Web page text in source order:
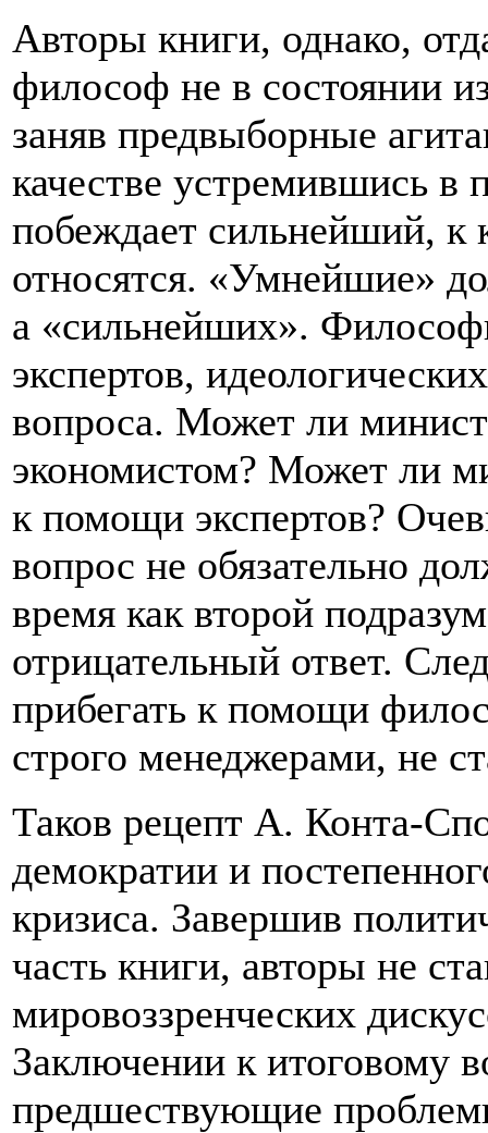
Авторы книги, однако,
философ не в состоянии
заняв предвыборные
качестве устремившись в
побеждает сильнейший,
относятся. «Умнейшие»
а «сильнейших».
экспертов,
вопроса. Может ли
экономистом? Может ли
к помощи экспертов?
вопрос не обязательно
время как второй
отрицательный ответ.
прибегать к помощи
строго менеджерами, не
Таков рецепт А. Конта-
демократии и
кризиса. Завершив
часть книги, авторы не
мировоззренческих
Заключении к итоговому
предшествующие